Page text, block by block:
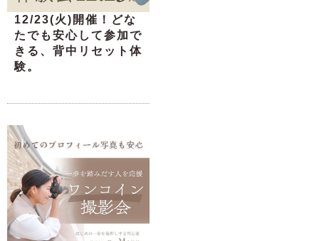
12/23(火)開催！どな
たでも安心して参加で
きる、背中リセット体
験。